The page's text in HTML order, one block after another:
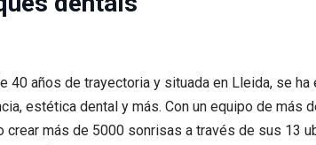
40 años de trayectoria y situada en Lleida, se
estética dental y más. Con un equipo de
más de 5000 sonrisas a través de sus 13